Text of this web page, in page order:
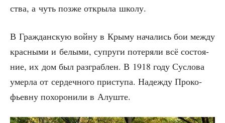
ства, а чуть поз­же откры­ла школу.
В Граж­дан­скую вой­ну в Кры­му нача­лись бои меж­ду
крас­ны­ми и белы­ми, супру­ги поте­ря­ли всё состо­я­
ние, их дом был раз­граб­лен. В 1918 году Сус­ло­ва
умер­ла от сер­деч­но­го при­сту­па. Надеж­ду Про­ко­
фьев­ну похо­ро­ни­ли в Алуште.